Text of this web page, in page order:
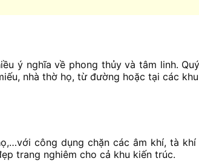
ý nghĩa về phong thủy và tâm linh.
nhà thờ họ, từ đường hoặc tại các
công dụng chặn các âm khí, tà
trang nghiêm cho cả khu kiến trúc.